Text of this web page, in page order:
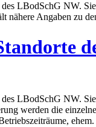
LBodSchG NW.
nähere Angaben zu
LBodSchG NW.
werden die